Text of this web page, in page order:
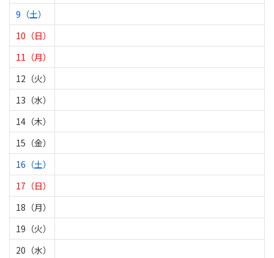
9（土）
10（日）
11（月）
12（火）
13（水）
14（木）
15（金）
16（土）
17（日）
18（月）
19（火）
20（水）